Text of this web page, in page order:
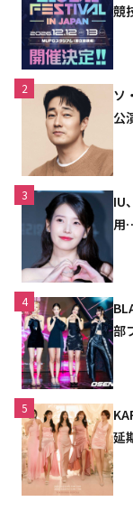
競
2
ソ
公
3
IU
用
4
部
5
延